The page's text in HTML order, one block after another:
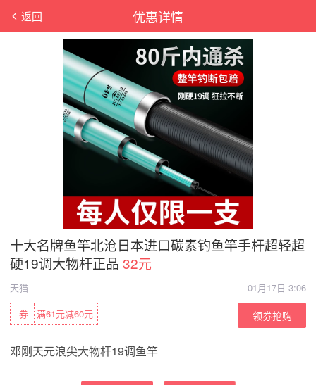
优惠详情
返回
十大名牌鱼竿北沧日本进口碳素钓鱼竿手杆超轻超
硬19调大物杆正品 32元
天猫
01月17日 3:06
满61元减60元
券 领券抢购
邓刚天元浪尖大物杆19调鱼竿